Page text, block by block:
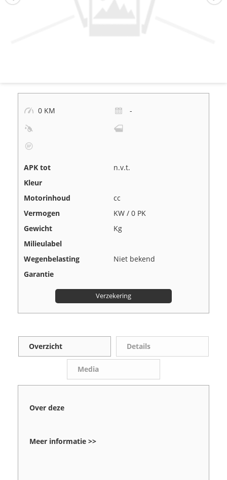
0 KM -
APK tot
n.v.t.
Kleur
Motorinhoud
cc
Vermogen
KW / 0 PK
Gewicht
Kg
Milieulabel
Wegenbelasting
Niet bekend
Garantie
Verzekering
Overzicht Details
Media
Over deze
Meer informatie >>